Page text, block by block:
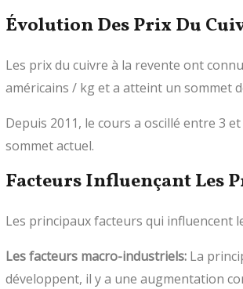
Évolution Des Prix Du
Les prix du cuivre à la revente ont
américains / kg et a atteint un sommet
Depuis 2011, le cours a oscillé entre 3
sommet actuel.
Facteurs Influençant Les
Les principaux facteurs qui influencent
Les facteurs macro-industriels:La
développent, il y a une augmentation